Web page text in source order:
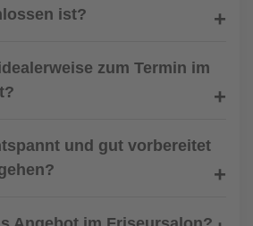
ist?
zum Termin im
und gut vorbereitet